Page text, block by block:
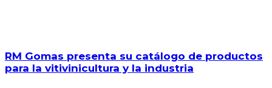
RM Gomas presenta su catálogo de productos
para la vitivinicultura y la industria